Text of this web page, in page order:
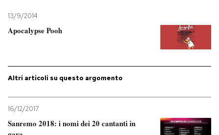
Tecnologia
Internet
Economia
13/9/2014
Apocalypse Pooh
Altri articoli su questo argomento
16/12/2017
Sanremo 2018: i nomi dei 20 cantanti in